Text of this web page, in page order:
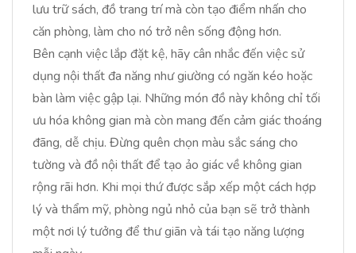
lưu trữ sách, đồ trang trí mà còn tạo điểm nhấn cho
căn phòng, làm cho nó trở nên sống động hơn.
Bên cạnh việc lắp đặt kệ, hãy cân nhắc đến việc sử
dụng nội thất đa năng như giường có ngăn kéo hoặc
bàn làm việc gập lại. Những món đồ này không chỉ tối
ưu hóa không gian mà còn mang đến cảm giác thoáng
đãng, dễ chịu. Đừng quên chọn màu sắc sáng cho
tường và đồ nội thất để tạo ảo giác về không gian
rộng rãi hơn. Khi mọi thứ được sắp xếp một cách hợp
lý và thẩm mỹ, phòng ngủ nhỏ của bạn sẽ trở thành
một nơi lý tưởng để thư giãn và tái tạo năng lượng